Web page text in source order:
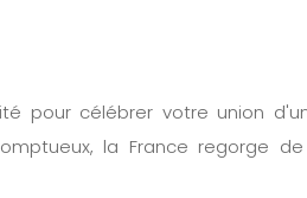
pour célébrer votre union
la France regorge